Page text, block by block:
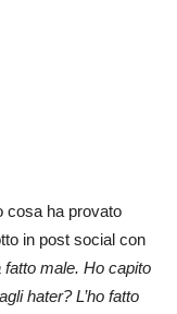
cosa ha provato
in post social con
male. Ho capito
hater? L’ho fatto